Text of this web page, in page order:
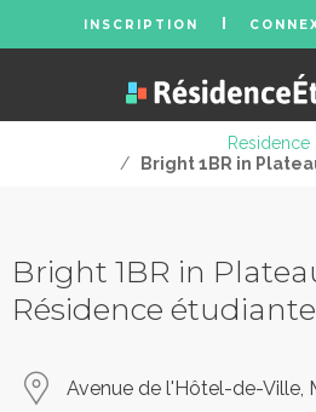
INSCRIPTION
Residence
/
Bright 1BR in
Bright 1BR in
Résidence étudiante
Avenue de l'Hôtel-de-Ville,